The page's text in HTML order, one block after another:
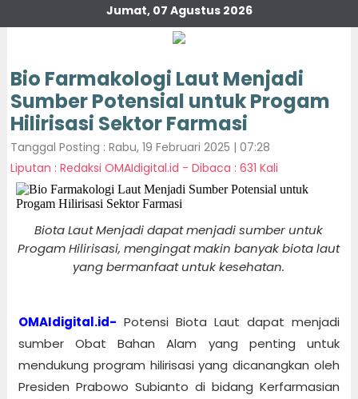
Jumat, 07 Agustus 2026
Bio Farmakologi Laut Menjadi
Sumber Potensial untuk Progam
Hilirisasi Sektor Farmasi
Tanggal Posting : Rabu, 19 Februari 2025 | 07:28
Liputan : Redaksi OMAIdigital.id - Dibaca : 631 Kali
Biota Laut Menjadi dapat menjadi sumber untuk
Progam Hilirisasi, mengingat makin banyak biota laut
yang bermanfaat untuk kesehatan.
OMAIdigital.id- Potensi Biota Laut dapat menjadi
sumber Obat Bahan Alam yang penting untuk
mendukung program hilirisasi yang dicanangkan oleh
Presiden Prabowo Subianto di bidang Kerfarmasian